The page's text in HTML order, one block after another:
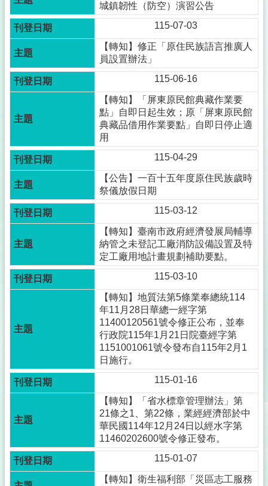
城鎮韌性（防空）演習公告
115-07-03
【轉知】修正「原住民族語言推廣人
員設置辦法」
115-06-16
【轉知】「屏東原民館典藏作業要
點」自即日起生效；原「屏東原民館
典藏品借用作業要點」自即日停止適
用
115-04-29
【公告】一百十五年度原住民族歲時
祭儀放假日期
115-03-12
【轉知】臺南市政府經濟發展局輔導
納管之未登記工廠消防設備設置及特
定工廠用地計畫規劃補助要點。
115-03-10
【轉知】地質法第5條業奉總統114
年11月28日華總一經字第
11400120561號令修正公布，並奉
行政院115年1月21日院臺經字第
1151001061號令發布自115年2月1
日施行。
115-01-16
【轉知】「省水標章管理辦法」第
21條之1、第22條，業經經濟部於中
華民國114年12月24日以經水字第
11460202600號令修正發布。
115-01-07
【轉知】衛生福利部「災區志工服務